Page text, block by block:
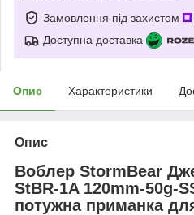
Замовлення під захистом
Доступна доставка
Опис Характеристики
Опис
Воблер StormBear
StBR-1A 120mm-50g-
потужна приманка